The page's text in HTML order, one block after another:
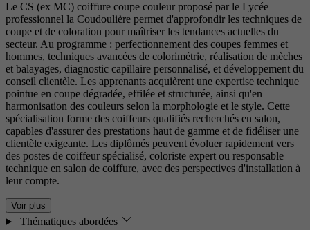
Le CS (ex MC) coiffure coupe couleur proposé par le Lycée
professionnel la Coudoulière permet d'approfondir les techniques de
coupe et de coloration pour maîtriser les tendances actuelles du
secteur. Au programme : perfectionnement des coupes femmes et
hommes, techniques avancées de colorimétrie, réalisation de mèches
et balayages, diagnostic capillaire personnalisé, et développement du
conseil clientèle. Les apprenants acquièrent une expertise technique
pointue en coupe dégradée, effilée et structurée, ainsi qu'en
harmonisation des couleurs selon la morphologie et le style. Cette
spécialisation forme des coiffeurs qualifiés recherchés en salon,
capables d'assurer des prestations haut de gamme et de fidéliser une
clientèle exigeante. Les diplômés peuvent évoluer rapidement vers
des postes de coiffeur spécialisé, coloriste expert ou responsable
technique en salon de coiffure, avec des perspectives d'installation à
leur compte.
Voir plus
Thématiques abordées